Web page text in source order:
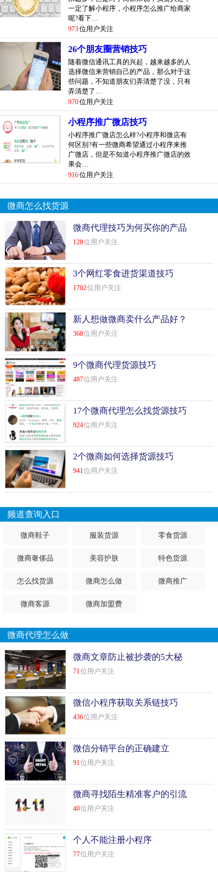
一定了解小程序，小程序怎么推广给商家
呢?看下…
973位用户关注
26个朋友圈营销技巧
随着微信通讯工具的兴起，越来越多的人
选择微信来营销自己的产品，那么对于这
些问题，不知道朋友们弄清楚了没，只有
弄清楚了…
970位用户关注
小程序推广微店技巧
小程序推广微店怎么样?小程序和微店有
何区别?有一些微商希望通过小程序来推
广微店，但是不知道小程序推广微店的效
果会…
916位用户关注
微商怎么找货源
微商代理技巧为何买你的产品
128位用户关注
3个网红零食进货渠道技巧
1702位用户关注
新人想做微商卖什么产品好？
做微商货源从哪里来的
368位用户关注
9个微商代理货源技巧
487位用户关注
17个微商代理怎么找货源技巧
924位用户关注
2个微商如何选择货源技巧
941 位用户关注
频道查询入口
微商鞋子 服装货源 零食货源
微商奢侈品 美容护肤 特色货源
怎么找货源 微商怎么做 微商推广
微商客源 微商加盟费
微商代理怎么做
微商文章防止被抄袭的5大秘
诀
71 位用户关注
微信小程序获取关系链技巧
436位用户关注
微信分销平台的正确建立
91 位用户关注
微商寻找陌生精准客户的引流
方法
40位用户关注
个人不能注册小程序
77位用户关注